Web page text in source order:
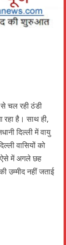
से चल रही ठंडी
है। साथ ही,
दिल्ली में वायु
वासियों को
ऐसे में अगले छह
उम्मीद नहीं जताई